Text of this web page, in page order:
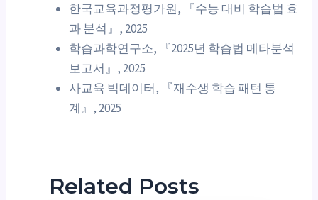
한국교육과정평가원, 『수능 대비 학습법 효
과 분석』, 2025
학습과학연구소, 『2025년 학습법 메타분석
보고서』, 2025
사교육 빅데이터, 『재수생 학습 패턴 통
계』, 2025
Related Posts